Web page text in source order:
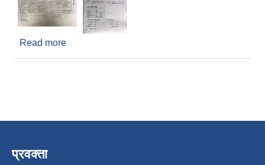
Read more
प्रवक्ता